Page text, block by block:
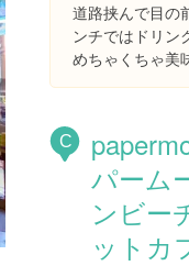
道路挟んで目の
ンチではドリン
めちゃくちゃ美
C
パーム
ンビー
ットカ